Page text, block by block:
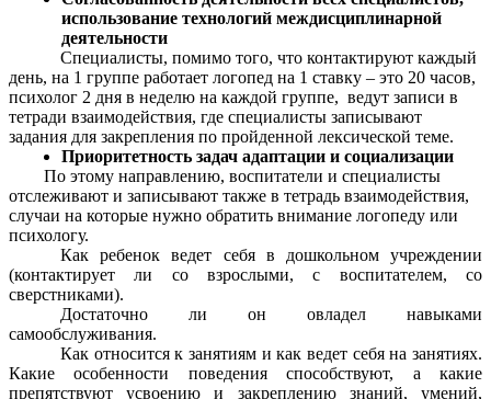
использование технологий междисциплинарной
деятельности
Специалисты, помимо того, что контактируют каждый
день, на 1 группе работает логопед на 1 ставку – это 20 часов,
психолог 2 дня в неделю на каждой группе, ведут записи в
тетради взаимодействия, где специалисты записывают
задания для закрепления по пройденной лексической теме.
Приоритетность задач адаптации и социализации
По этому направлению, воспитатели и специалисты
отслеживают и записывают также в тетрадь взаимодействия,
случаи на которые нужно обратить внимание логопеду или
психологу.
Как ребенок ведет себя в дошкольном учреждении
(контактирует ли со взрослыми, с воспитателем, со
сверстниками).
Достаточно ли он овладел навыками
самообслуживания.
Как относится к занятиям и как ведет себя на занятиях.
Какие особенности поведения способствуют, а какие
препятствуют усвоению и закреплению знаний, умений,